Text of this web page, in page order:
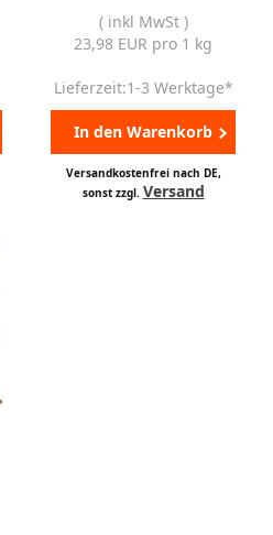
( inkl MwSt )
23,98 EUR pro 1 kg
Lieferzeit:1-3 Werktage*
In den Warenkorb
Versandkostenfrei nach DE,
sonst zzgl. Versand